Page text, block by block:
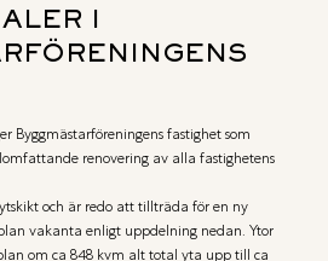
I
Byggmästarföreningens fastighet som
renovering av alla fastighetens
och är redo att tillträda för en ny
vakanta enligt uppdelning nedan. Ytor
om ca 848 kvm alt total yta upp till ca